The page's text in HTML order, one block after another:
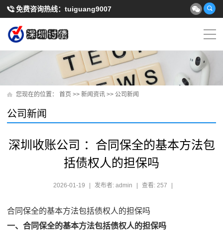
免费咨询热线： tuiguang9007
您现在的位置： 首页 >> 新闻资讯 >> 公司新闻
公司新闻
深圳收账公司 ：合同保全的基本方法包
括债权人的担保吗
2026-01-19 发布者: admin 查看: 257
合同保全的基本方法包括债权人的担保吗
一、合同保全的基本方法包括债权人的担保吗